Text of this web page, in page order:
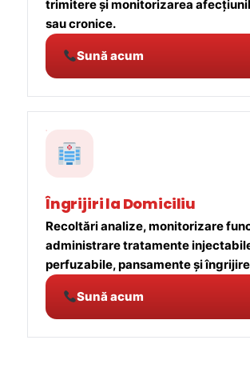
trimitere și monitorizarea
sau cronice.
Sună acum
Îngrijiri la Domiciliu
Recoltări analize, monitorizare
administrare tratamente
perfuzabile, pansamente și
Sună acum